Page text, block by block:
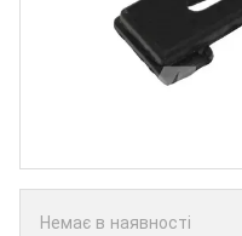
Немає в наявності